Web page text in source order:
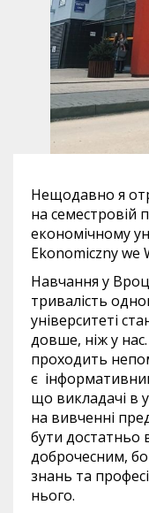
Нещодавно я
на семестровій
економічному
Ekonomiczny we
Навчання у
тривалість
університеті
довше, ніж у
проходить
є
що викладачі в
на вивченні
бути
доброчесним,
знань та
нього.